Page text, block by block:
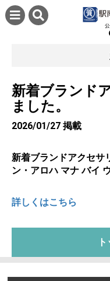
新着ブランド
ました。
2026/01/27 掲載
新着ブランドアクセサ
ン・アロハ マナ バイ
詳しくはこちら